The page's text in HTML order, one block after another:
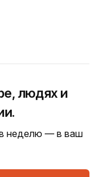
людях и
в неделю — в ваш